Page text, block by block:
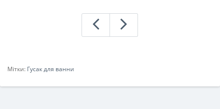
Мітки: Гусак для ванни